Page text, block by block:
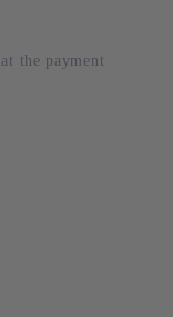
the payment
Default